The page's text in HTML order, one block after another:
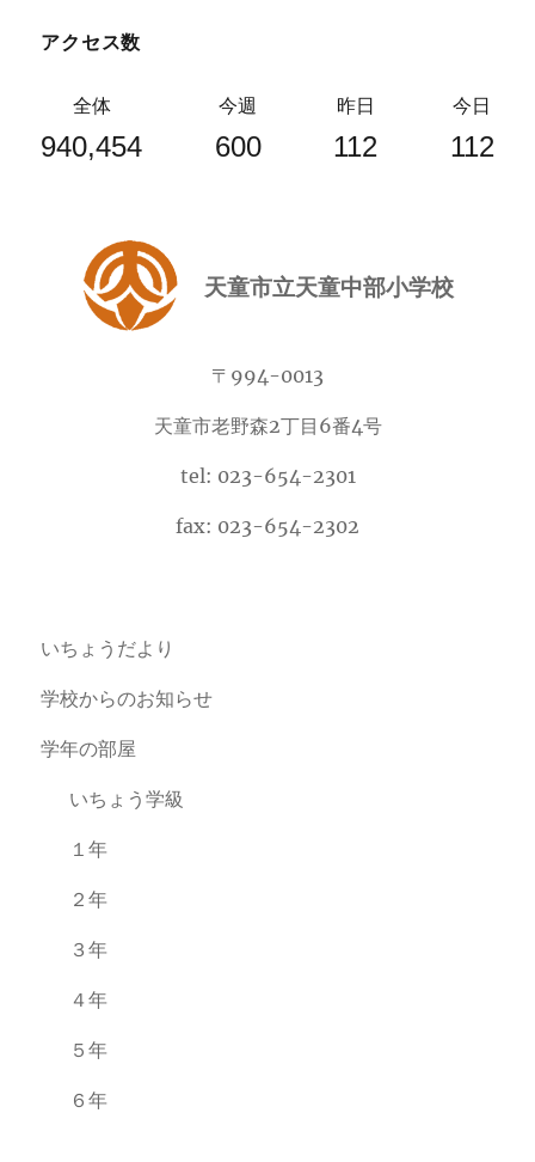
アクセス数
全体
940,454
今週
600
昨日
112
今日
112
天童市立天童中部小学校
〒994-0013
天童市老野森2丁目6番4号
tel: 023-654-2301
fax: 023-654-2302
いちょうだより
学校からのお知らせ
学年の部屋
いちょう学級
１年
２年
３年
４年
５年
６年